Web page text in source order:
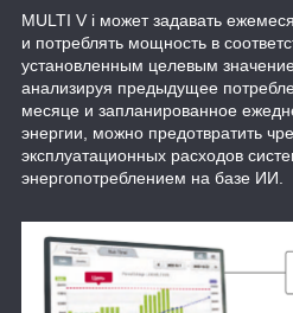
MULTI V i может задавать
и потреблять мощность в
установленным целевым
анализируя предыдущее
месяце и запланированное
энергии, можно предотвратить
эксплуатационных расходов
энергопотреблением на базе ИИ.